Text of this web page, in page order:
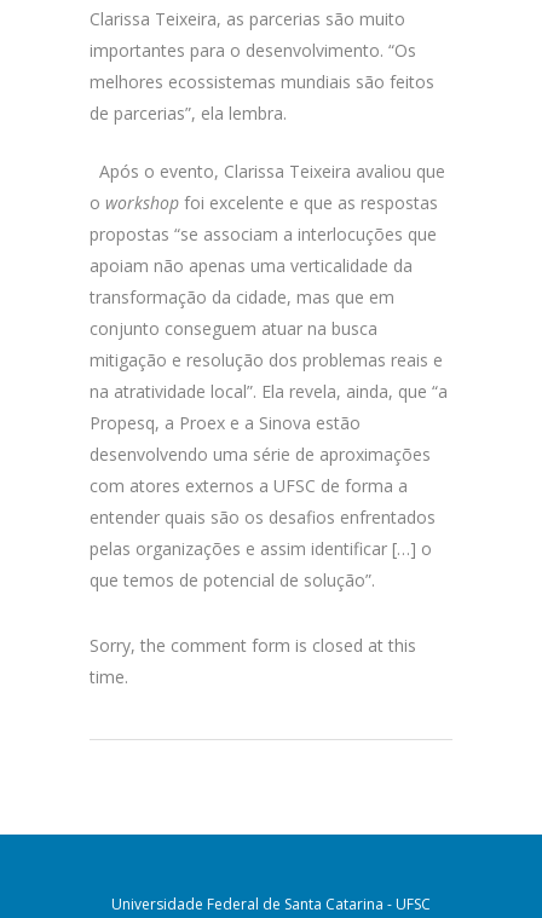
Clarissa Teixeira, as parcerias são muito
importantes para o desenvolvimento. “Os
melhores ecossistemas mundiais são feitos
de parcerias”, ela lembra.
Após o evento, Clarissa Teixeira avaliou que
o workshop foi excelente e que as respostas
propostas “se associam a interlocuções que
apoiam não apenas uma verticalidade da
transformação da cidade, mas que em
conjunto conseguem atuar na busca
mitigação e resolução dos problemas reais e
na atratividade local”. Ela revela, ainda, que “a
Propesq, a Proex e a Sinova estão
desenvolvendo uma série de aproximações
com atores externos a UFSC de forma a
entender quais são os desafios enfrentados
pelas organizações e assim identificar […] o
que temos de potencial de solução”.
Sorry, the comment form is closed at this
time.
Universidade Federal de Santa Catarina - UFSC